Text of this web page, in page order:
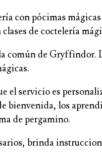
con pócimas
de coctelería
común de
el servicio es
bienvenida, los
de pergamino.
brinda